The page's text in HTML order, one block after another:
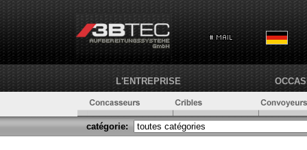
L'ENTREPRISE
catégorie: